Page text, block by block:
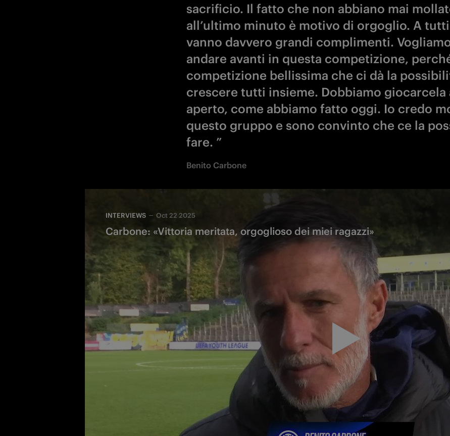
sacrificio. Il fatto che non abbiano mai
all’ultimo minuto è motivo di orgoglio. A
vanno davvero grandi complimenti.
andare avanti in questa competizione,
competizione bellissima che ci dà la
crescere tutti insieme. Dobbiamo giocarcela
aperto, come abbiamo fatto oggi. Io credo
questo gruppo e sono convinto che ce la
fare. ”
Benito Carbone
INTERVIEWS Oct 22 2025
Carbone: «Vittoria meritata, orgoglioso dei miei ragazzi»